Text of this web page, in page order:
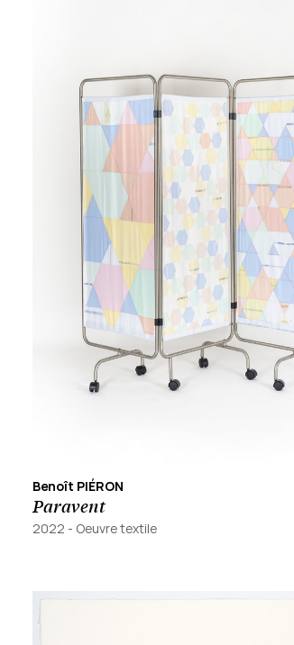
Benoît PIÉRON
Paravent
2022 - Oeuvre textile